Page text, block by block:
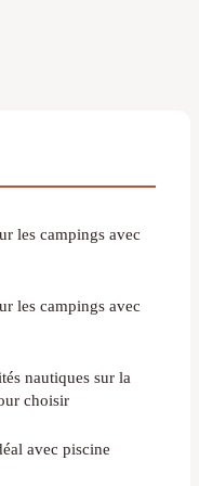
les campings avec
les campings avec
nautiques sur la
choisir
avec piscine